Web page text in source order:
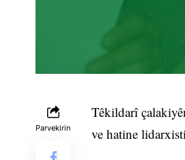
Parvekirin
Têkildarî
ve hatine